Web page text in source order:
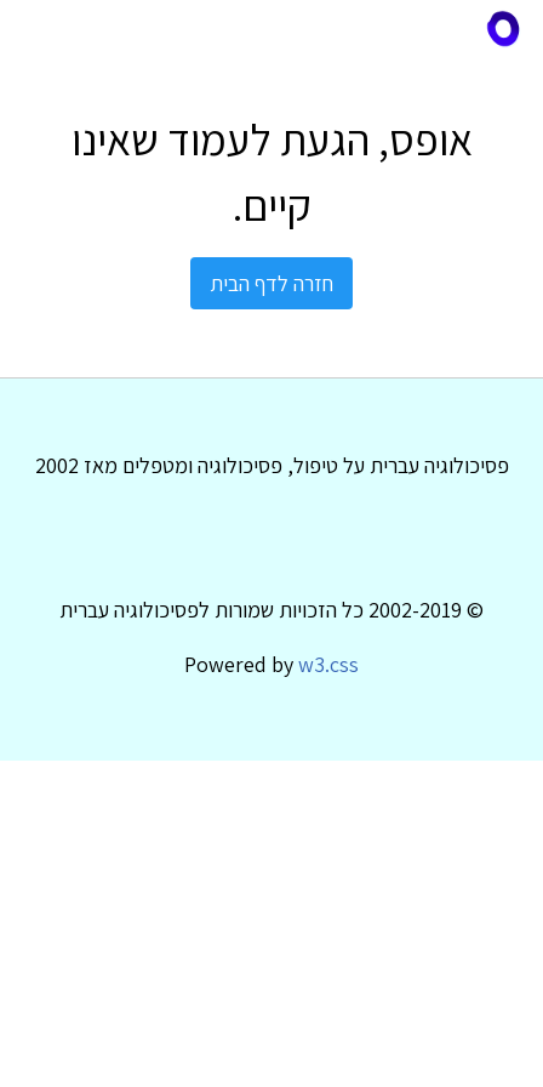
אופס, הגעת לעמוד שאינו
קיים.
חזרה לדף הבית
פסיכולוגיה עברית על טיפול, פסיכולוגיה ומטפלים מאז 2002
© 2002-2019 כל הזכויות שמורות לפסיכולוגיה עברית
Powered byw3.css